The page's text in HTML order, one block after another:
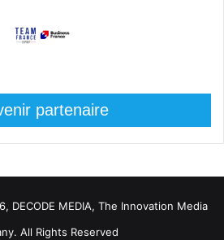
partenaire
DECODE MEDIA, The Innovation Media
All Rights Reserved